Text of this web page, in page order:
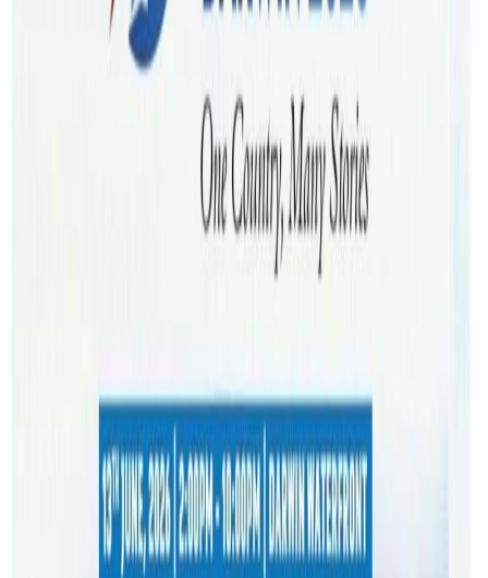
भएको घटनाबारे प्रहरीले गहन रुपमा अनुसन्धान अघि बढाएको छ ।
नर्दन टेरिटोरी पुलिसले २०२३ सेप्टेम्बर २ शनिबार डार्विनमा हम्प्टी डूको
बाल हेरचाह केन्द्रमा गम्भीर विरामी भएका बालकको उपचारका क्रममा
भएको अप्रत्याशित मृत्युको घटनामाथी थप अनुसन्धान गरिरहेको
सेन्ट जोन एनटीका प्रवक्ताले अगस्ट ३१ मा हम्प्टी डूको बाल हेरचाह
केन्द्रमा बालक गम्भीर अवस्थामा भेटिएपछि प्यारामेडिकहरूलाई
बोलाइएको जानकारी दिनुभएको छ । यसपछि गम्भिर अवस्थामा
भन्नेबारे अनुसन्धान थालेको प्रहरी अहिले स्थलगत तथ्यसहितका
विभिन्न शंकास्पद प्रमाणको खोजीमा ब्यस्त छ ।
नर्दन टेरिटोरी प्रहरीले घटनाको वास्तविकता बाहिर ल्याउने दाबी गर्दै
यस्ता घटना नदोहोरिनेतर्फ सबैलाई सचेत समेत गराउँदै आएको छ ।